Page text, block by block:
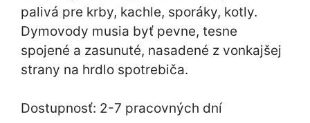
palivá pre krby, kachle, sporáky, kotly.
Dymovody musia byť pevne, tesne
spojené a zasunuté, nasadené z vonkajšej
strany na hrdlo spotrebiča.
Dostupnosť: 2-7 pracovných dní